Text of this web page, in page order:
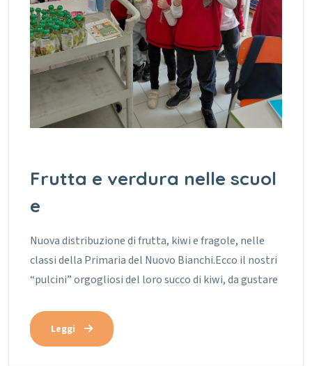
Frutta e verdura nelle scuol
e
Nuova distribuzione di frutta, kiwi e fragole, nelle
classi della Primaria del Nuovo Bianchi.Ecco il nostri
“pulcini” orgogliosi del loro succo di kiwi, da gustare
Leggi